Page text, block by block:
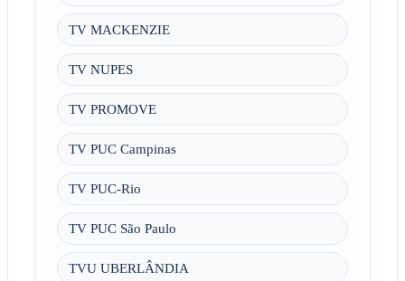
TV MACKENZIE
TV NUPES
TV PROMOVE
TV PUC Campinas
TV PUC-Rio
TV PUC São Paulo
TVU UBERLÂNDIA